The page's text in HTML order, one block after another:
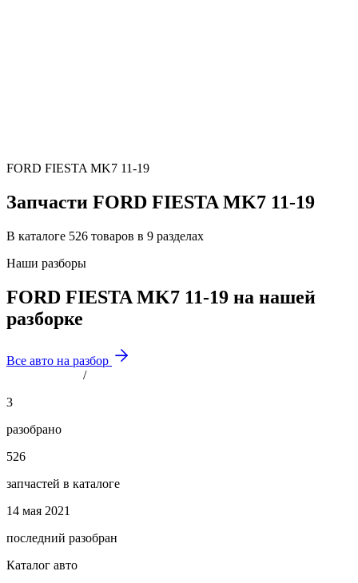
FORD FIESTA MK7 11-19
Запчасти FORD FIESTA MK7 11-19
В каталоге 526 товаров в 9 разделах
Наши разборы
FORD FIESTA MK7 11-19 на нашей
разборке
Все авто на разбор
/
3
разобрано
526
запчастей в каталоге
14 мая 2021
последний разобран
Каталог авто